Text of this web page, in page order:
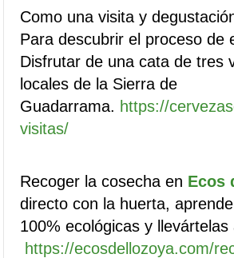
Como una visita y
Para descubrir el proceso de
Disfrutar de una cata de tres
locales de la Sierra de
Guadarrama. https://
visitas/
Recoger la cosecha en Ecos
directo con la huerta,
100% ecológicas y
https://ecosdellozoya.com/